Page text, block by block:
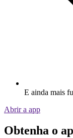
E ainda mais
Abrir a app
Obtenha o